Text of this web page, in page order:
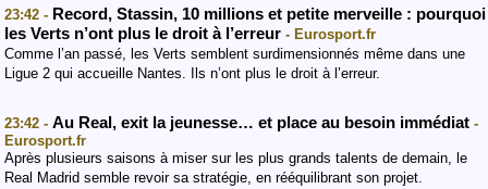
23:42 - Record, Stassin, 10 millions et petite merveille : pourquoi
les Verts n’ont plus le droit à l’erreur - Eurosport.fr
Comme l’an passé, les Verts semblent surdimensionnés même dans une
Ligue 2 qui accueille Nantes. Ils n’ont plus le droit à l’erreur.
23:42 - Au Real, exit la jeunesse… et place au besoin immédiat -
Eurosport.fr
Après plusieurs saisons à miser sur les plus grands talents de demain, le
Real Madrid semble revoir sa stratégie, en rééquilibrant son projet.